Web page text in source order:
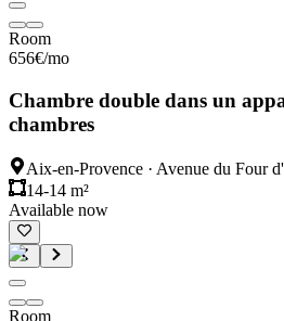
Room
656€/mo
Chambre double dans un
chambres
Aix-en-Provence · Avenue du Four
14-14 m²
Available now
Room